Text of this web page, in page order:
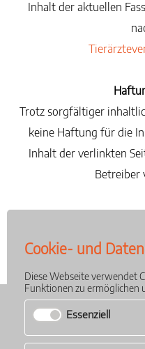
Inhalt der aktuellen
Trotz sorgfältiger
keine Haftung für die
Inhalt der verlinkten
Betreiber
Praxisfotos
Tierärztliche
75053
Cookie- und
Diese Webseite verwendet
Funktionen zu ermöglichen
Essenziell
Für den Betrieb der